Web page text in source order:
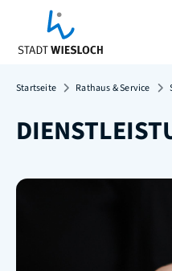
Startseite Rathaus & Service